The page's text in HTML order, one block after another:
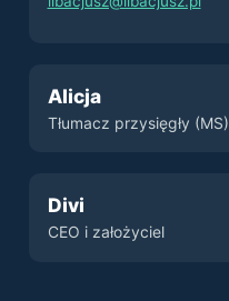
Alicja
Tłumacz przysięgły (MS)
Divi
CEO i założyciel